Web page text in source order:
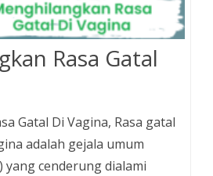
Rasa Gatal
Gatal Di Vagina, Rasa gatal
adalah gejala umum
yang cenderung dialami